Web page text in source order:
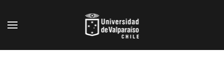
Skip to main content